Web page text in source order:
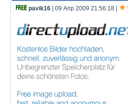
pavik16 | 09 Апр 2009 21:56:18